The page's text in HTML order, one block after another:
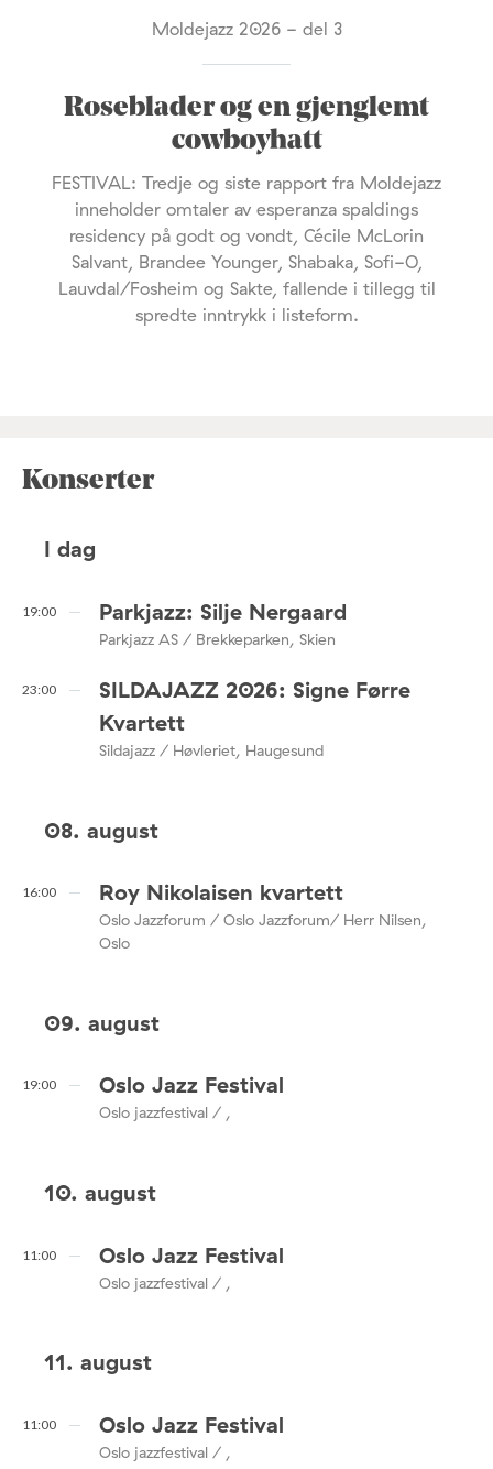
Moldejazz 2026 - del 3
Roseblader og en gjenglemt
cowboyhatt
FESTIVAL: Tredje og siste rapport fra Moldejazz
inneholder omtaler av esperanza spaldings
residency på godt og vondt, Cécile McLorin
Salvant, Brandee Younger, Shabaka, Sofi-O,
Lauvdal/Fosheim og Sakte, fallende i tillegg til
spredte inntrykk i listeform.
Konserter
I dag
19:00 Parkjazz: Silje Nergaard
Parkjazz AS / Brekkeparken, Skien
23:00
SILDAJAZZ 2026: Signe Førre
Kvartett
Sildajazz / Høvleriet, Haugesund
08. august
16:00 Roy Nikolaisen kvartett
Oslo Jazzforum / Oslo Jazzforum/ Herr Nilsen,
Oslo
09. august
19:00 Oslo Jazz Festival
Oslo jazzfestival / ,
10. august
11:00 Oslo Jazz Festival
Oslo jazzfestival / ,
11. august
11:00 Oslo Jazz Festival
Oslo jazzfestival / ,